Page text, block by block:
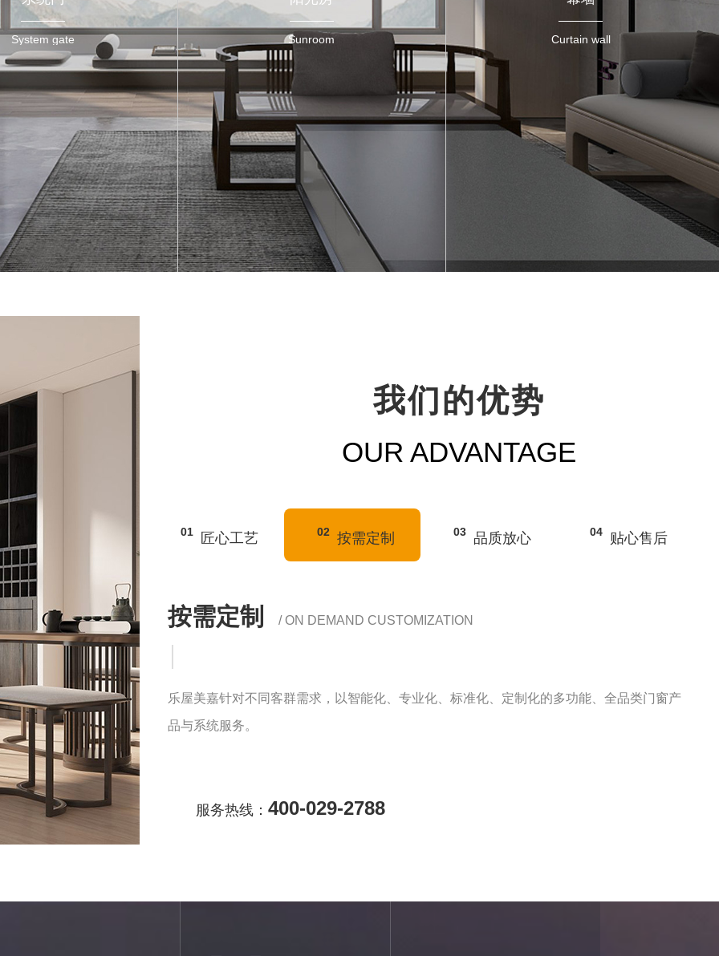
System gate Sunroom Curtain wall
我们的优势
OUR ADVANTAGE
01 匠心工艺 02 按需定制 03 品质放心 04 贴心售后
品质放心 / QUALITY ASSURED
专业标准化的生产车间;配备全套智能化生产线;拥有自主知识产权专利;专业的设计、制造、施
工、安装团队，是辽宁乐屋确保产品品质的技术保障与强大后盾。
服务热线： 400-029-2788